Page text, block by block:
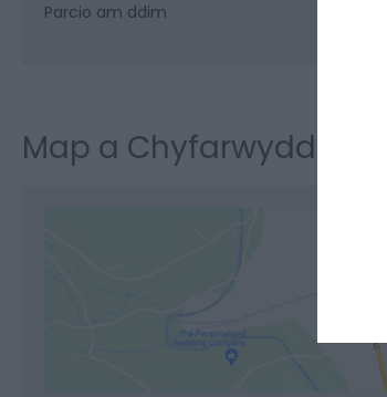
Parcio am ddim
Map a Chyfarwyddiadau